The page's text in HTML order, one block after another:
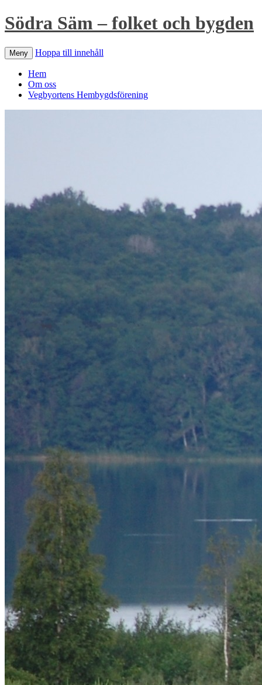
Södra Säm – folket och bygden
Meny Hoppa till innehåll
Hem
Om oss
Vegbyortens Hembygdsförening